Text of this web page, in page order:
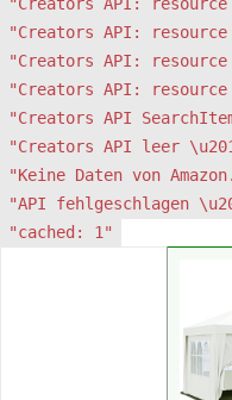
"Creators API:
"Creators API:
"Creators API:
"Creators API
"Creators API leer
"Keine Daten von
"API fehlgeschlagen
"cached: 1"